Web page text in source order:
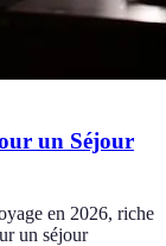
un Séjour
en 2026, riche
un séjour